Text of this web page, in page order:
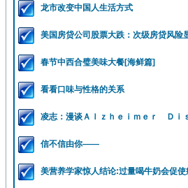
龙市改变中国人生活方式
美国房贷公司股票大跌：次级房贷风险
春节中西合璧美味大餐[海鲜篇]
看看口味与性格的关系
凌志：漫谈Ａｌｚｈｅｉｍｅｒ Ｄｉ
信不信由你——
美营养学家惊人结论:过量喝牛奶会促